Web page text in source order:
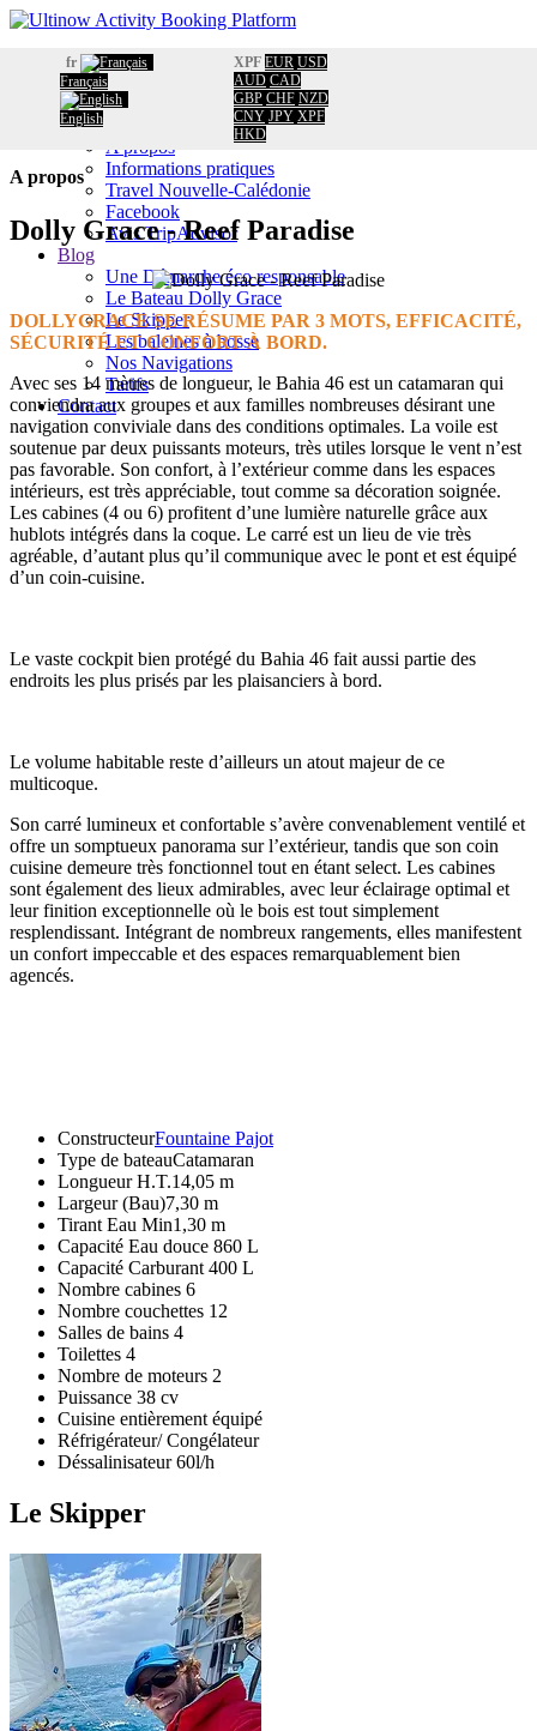
fr
Français
English
XPF EUR USD
AUD CAD
GBP CHF NZD
CNY JPY XPF
HKD
Accueil
Réservation
Calendrier
Information
A propos
Informations pratiques
Travel Nouvelle-Calédonie
Facebook
Avis TripAdvisor
Blog
Une Démarche éco responsable
Le Bateau Dolly Grace
Le Skipper
Les baleines à bosse
Nos Navigations
Tarifs
Contact
Accueil/
A propos
A propos
Dolly Grace - Reef Paradise
DOLLYGRACE SE RÉSUME PAR 3 MOTS, EFFICACITÉ,
SÉCURITÉ ET CONFORT À BORD.
Avec ses 14 mètres de longueur, le Bahia 46 est un catamaran qui
conviendra aux groupes et aux familles nombreuses désirant une
navigation conviviale dans des conditions optimales. La voile est
soutenue par deux puissants moteurs, très utiles lorsque le vent n’est
pas favorable. Son confort, à l’extérieur comme dans les espaces
intérieurs, est très appréciable, tout comme sa décoration soignée.
Les cabines (4 ou 6) profitent d’une lumière naturelle grâce aux
hublots intégrés dans la coque. Le carré est un lieu de vie très
agréable, d’autant plus qu’il communique avec le pont et est équipé
d’un coin-cuisine.
Le vaste cockpit bien protégé du Bahia 46 fait aussi partie des
endroits les plus prisés par les plaisanciers à bord.
Le volume habitable reste d’ailleurs un atout majeur de ce
multicoque.
Son carré lumineux et confortable s’avère convenablement ventilé et
offre un somptueux panorama sur l’extérieur, tandis que son coin
cuisine demeure très fonctionnel tout en étant select. Les cabines
sont également des lieux admirables, avec leur éclairage optimal et
leur finition exceptionnelle où le bois est tout simplement
resplendissant. Intégrant de nombreux rangements, elles manifestent
un confort impeccable et des espaces remarquablement bien
agencés.
ConstructeurFountaine Pajot
Type de bateauCatamaran
Longueur H.T.14,05 m
Largeur (Bau)7,30 m
Tirant Eau Min1,30 m
Capacité Eau douce 860 L
Capacité Carburant 400 L
Nombre cabines 6
Nombre couchettes 12
Salles de bains 4
Toilettes 4
Nombre de moteurs 2
Puissance 38 cv
Cuisine entièrement équipé
Réfrigérateur/ Congélateur
Déssalinisateur 60l/h
Le Skipper